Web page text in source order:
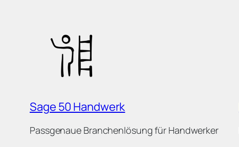
Sage 50 Handwerk
Passgenaue Branchenlösung für Handwerker